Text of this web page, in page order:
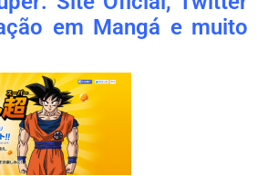
em Mangá e muito